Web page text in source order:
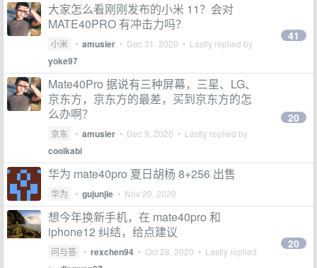
大家怎么看刚刚发布的小米 11？会对
MATE40PRO 有冲击力吗？
小米 • amusier • Dec 31, 2020 • Lastly replied by
yoke97
41
Mate40Pro 据说有三种屏幕，三星、LG、
京东方，京东方的最差，买到京东方的怎
么办啊？
京东 • amusier • Dec 9, 2020 • Lastly replied by
coolkabi
20
华为 mate40pro 夏日胡杨 8+256 出售
华为 • gujunjie • Nov 20, 2020
想今年换新手机，在 mate40pro 和
iphone12 纠结，给点建议
问与答 • rexchen94 • Oct 28, 2020 • Lastly replied
20